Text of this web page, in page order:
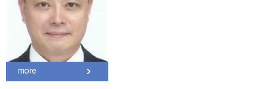
more